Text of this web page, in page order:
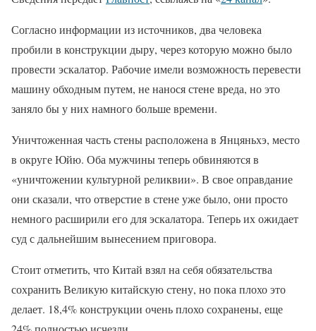
Согласно информации из источников, два человека
пробили в конструкции дыру, через которую можно было
провести эскалатор. Рабочие имели возможность перевести
машину обходным путем, не нанося стене вреда, но это
заняло бы у них намного больше времени.
Уничтоженная часть стены расположена в Янцяньхэ, место
в округе Юйю. Оба мужчины теперь обвиняются в
«уничтожении культурной реликвии». В свое оправдание
они сказали, что отверстие в стене уже было, они просто
немного расширили его для эскалатора. Теперь их ожидает
суд с дальнейшим вынесением приговора.
Стоит отметить, что Китай взял на себя обязательства
сохранить Великую китайскую стену, но пока плохо это
делает. 18,4% конструкции очень плохо сохранены, еще